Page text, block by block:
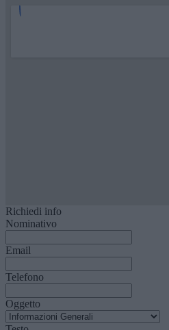
Richiedi info
Nominativo
Email
Telefono
Oggetto